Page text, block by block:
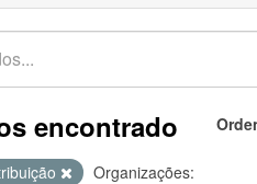
encontrado
Organizações: